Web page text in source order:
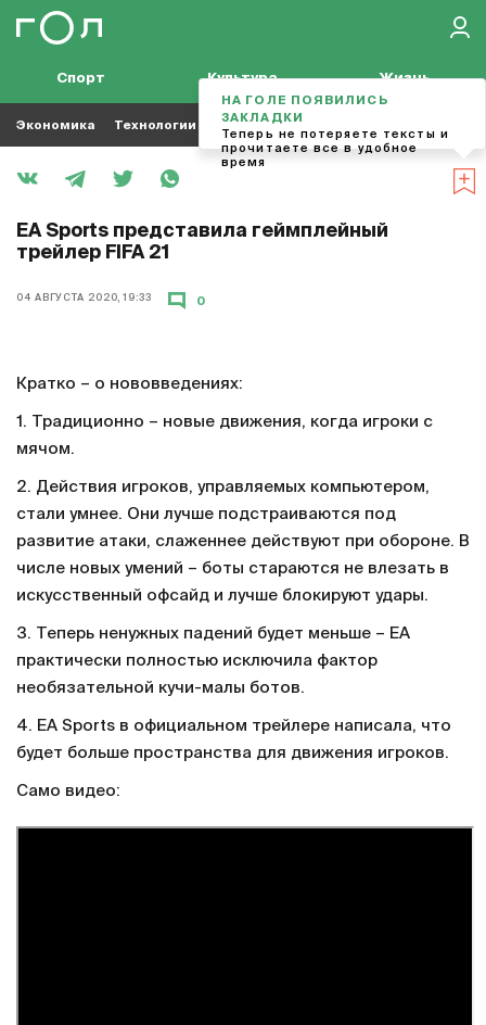
Спорт Культура Жизнь
Экономика Технологии Кино Футбол
EA Sports представила геймплейный
трейлер FIFA 21
04 АВГУСТА 2020, 19:33 0
Кратко – о нововведениях:
1. Традиционно – новые движения, когда игроки с
мячом.
2. Действия игроков, управляемых компьютером,
стали умнее. Они лучше подстраиваются под
развитие атаки, слаженнее действуют при обороне. В
числе новых умений – боты стараются не влезать в
искусственный офсайд и лучше блокируют удары.
3. Теперь ненужных падений будет меньше – EA
практически полностью исключила фактор
необязательной кучи-малы ботов.
4. EA Sports в официальном трейлере написала, что
будет больше пространства для движения игроков.
Само видео:
НА ГОЛЕ ПОЯВИЛИСЬ
ЗАКЛАДКИ
Теперь не потеряете тексты и
прочитаете все в удобное
время